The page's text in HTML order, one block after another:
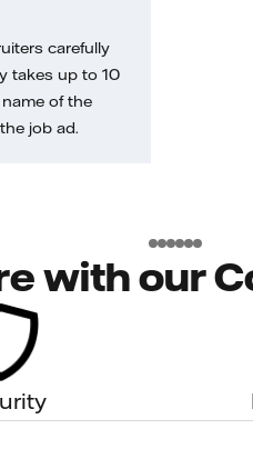
carefully
takes up to 10
of the
job ad.
with our